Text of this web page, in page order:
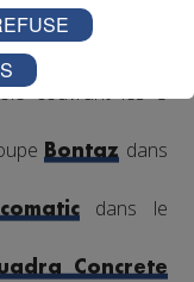
4 entreprises
couvrant les 3
Bontaz dans
dans le
Concrete